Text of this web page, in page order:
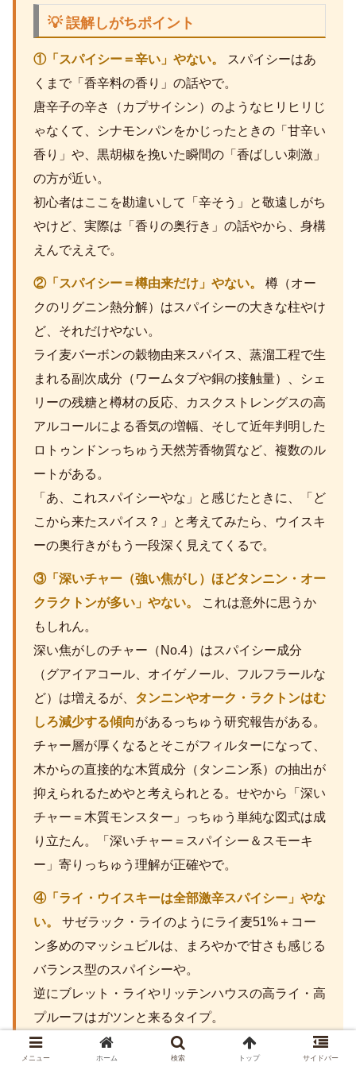
💡 誤解しがちポイント
①「スパイシー＝辛い」やない。
スパイシーはあ
くまで「香辛料の香り」の話やで。
唐辛子の辛さ（カプサイシン）のようなヒリヒリじ
ゃなくて、シナモンパンをかじったときの「甘辛い
香り」や、黒胡椒を挽いた瞬間の「香ばしい刺激」
の方が近い。
初心者はここを勘違いして「辛そう」と敬遠しがち
やけど、実際は「香りの奥行き」の話やから、身構
えんでええで。
②「スパイシー＝樽由来だけ」やない。
樽（オー
クのリグニン熱分解）はスパイシーの大きな柱やけ
ど、それだけやない。
ライ麦バーボンの穀物由来スパイス、蒸溜工程で生
まれる副次成分（ワームタブや銅の接触量）、シェ
リーの残糖と樽材の反応、カスクストレングスの高
アルコールによる香気の増幅、そして近年判明した
ロトゥンドンっちゅう天然芳香物質など、複数のル
ートがある。
「あ、これスパイシーやな」と感じたときに、「ど
こから来たスパイス？」と考えてみたら、ウイスキ
ーの奥行きがもう一段深く見えてくるで。
③「深いチャー（強い焦がし）ほどタンニン・オー
クラクトンが多い」やない。
これは意外に思うか
もしれん。
深い焦がしのチャー（No.4）はスパイシー成分
（グアイアコール、オイゲノール、フルフラールな
ど）は増えるが、 タンニンやオーク・ラクトンはむ
しろ減少する傾向があるっちゅう研究報告がある。
チャー層が厚くなるとそこがフィルターになって、
木からの直接的な木質成分（タンニン系）の抽出が
抑えられるためやと考えられとる。せやから「深い
チャー＝木質モンスター」っちゅう単純な図式は成
り立たん。「深いチャー＝スパイシー＆スモーキ
ー」寄りっちゅう理解が正確やで。
④「ライ・ウイスキーは全部激辛スパイシー」やな
い。
サゼラック・ライのようにライ麦51%＋コー
ン多めのマッシュビルは、まろやかで甘さも感じる
バランス型のスパイシーや。
逆にブレット・ライやリッテンハウスの高ライ・高
プルーフはガツンと来るタイプ。
「ライ＝辛い」っちゅう先入観で選ぶんやなくて、
マッシュビルと度数をチェックすると、自分の好み
メニュー ホーム 検索 トップ サイドバー